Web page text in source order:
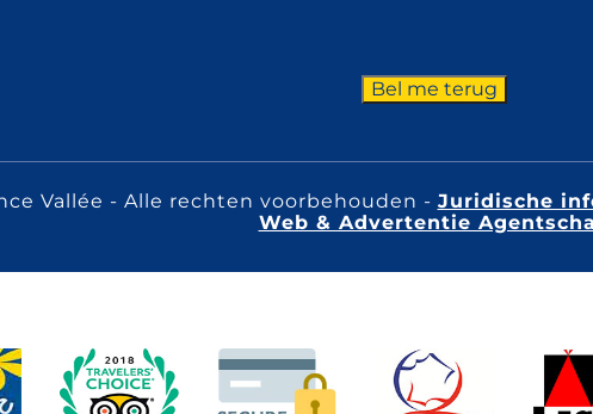
H
Vallée - Alle rechten voorbehouden - Juridische
Web & Advertentie